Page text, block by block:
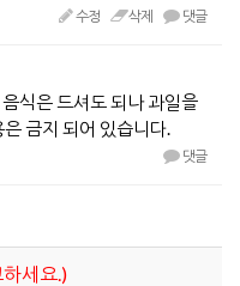
수정 삭제 댓글
식은 드셔도 되나 과일을
금지 되어 있습니다.
댓글
세요.)